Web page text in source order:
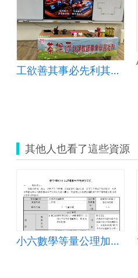
工欲善其事必先利其器&mdash;認識茶道工具
其他人也看了這些資源
小六數學等量公理加減法